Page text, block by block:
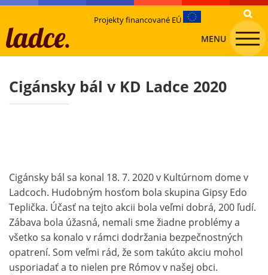
Projekty financované EÚ
MENU
Cigánsky bál v KD Ladce 2020
Cigánsky bál sa konal 18. 7. 2020 v Kultúrnom dome v
Ladcoch. Hudobným hosťom bola skupina Gipsy Edo
Teplička. Účasť na tejto akcii bola veľmi dobrá, 200 ľudí.
Zábava bola úžasná, nemali sme žiadne problémy a
všetko sa konalo v rámci dodržania bezpečnostných
opatrení. Som veľmi rád, že som takúto akciu mohol
usporiadať a to nielen pre Rómov v našej obci.